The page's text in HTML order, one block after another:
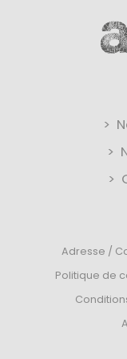
Adresse /
Politique de